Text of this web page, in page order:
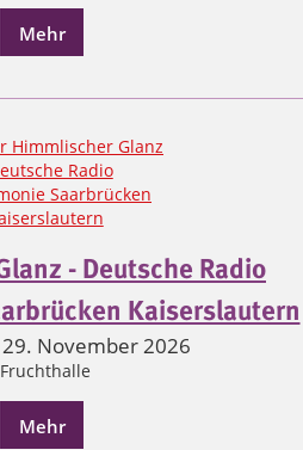
Mehr
- Deutsche Radio
Kaiserslautern
November 2026
Fruchthalle
Mehr